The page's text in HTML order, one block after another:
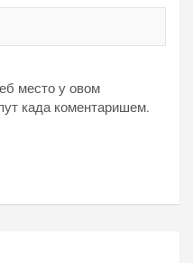
место у овом
када коментаришем.